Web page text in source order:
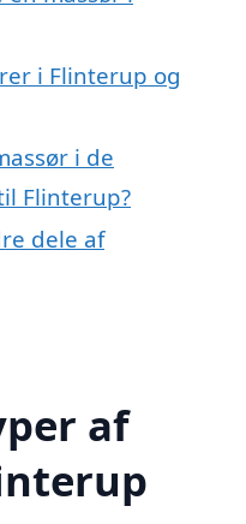
i Flinterup og
i de
Flinterup?
dele af
af